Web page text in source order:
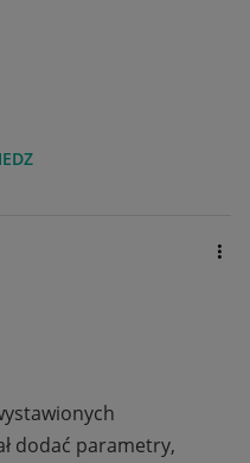
dodać parametry,